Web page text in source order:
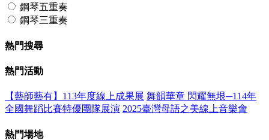
鋼琴五重奏
鋼琴三重奏
熱門搜尋
熱門活動
【藝師藝有】113年度線上成果展 舞韻華章 閃耀無垠─114年
全國舞蹈比賽特優團隊展演 2025臺灣母語之美線上音樂會
熱門場地